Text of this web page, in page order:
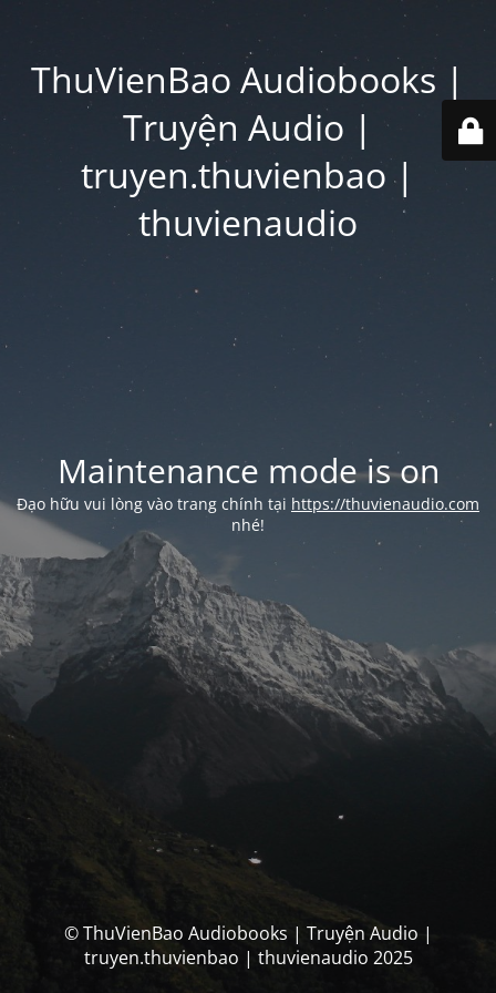
ThuVienBao Audiobooks |
Truyện Audio |
truyen.thuvienbao |
thuvienaudio
Maintenance mode is on
Đạo hữu vui lòng vào trang chính tại https://thuvienaudio.com
nhé!
© ThuVienBao Audiobooks | Truyện Audio |
truyen.thuvienbao | thuvienaudio 2025